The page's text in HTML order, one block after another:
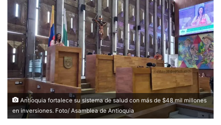
Antioquia fortalece su sistema de salud con más de $48 mil millones
en inversiones. Foto/ Asamblea de Antioquia